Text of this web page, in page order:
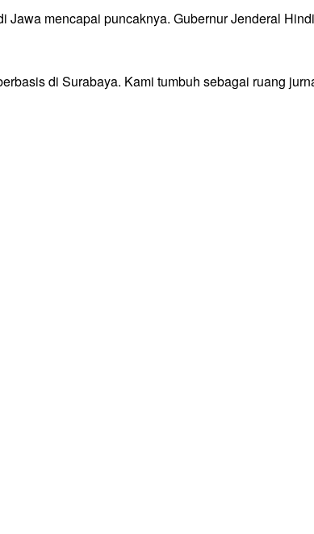
mencapai puncaknya. Gubernur Jenderal
di Surabaya. Kami tumbuh sebagai ruang